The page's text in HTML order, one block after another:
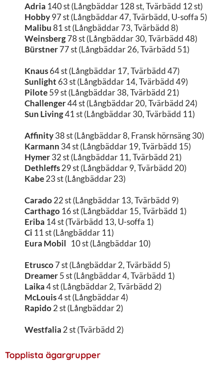
Adria 140 st (Långbäddar 128 st, Tvärbädd 12 st)
Hobby97 st (Långbäddar 47, Tvärbädd, U-soffa 5)
Malibu81 st (Långbäddar 73, Tvärbädd 8)
Weinsberg78 st (Långbäddar 30, Tvärbädd 48)
Bürstner77 st (Långbäddar 26, Tvärbädd 51)
Knaus64 st (Långbäddar 17, Tvärbädd 47)
Sunlight 63 st (Långbäddar 14, Tvärbädd 49)
Pilote59 st (Långbäddar 38, Tvärbädd 21)
Challenger44 st (Långbäddar 20, Tvärbädd 24)
Sun Living41 st (Långbäddar 30, Tvärbädd 11)
Affinity38 st (Långbäddar 8, Fransk hörnsäng 30)
Karmann 34 st (Långbäddar 19, Tvärbädd 15)
Hymer32 st (Långbäddar 11, Tvärbädd 21)
Dethleffs29 st (Långbäddar 9, Tvärbädd 20)
Kabe23 st (Långbäddar 23)
Carado22 st (Långbäddar 13, Tvärbädd 9)
Carthago 16 st (Långbäddar 15, Tvärbädd 1)
Eriba 14 st (Tvärbädd 13, U-soffa 1)
Ci 11 st (Långbäddar 11)
Eura Mobil 10 st (Långbäddar 10)
Etrusco7 st (Långbäddar 2, Tvärbädd 5)
Dreamer5 st (Långbäddar 4, Tvärbädd 1)
Laika4 st (Långbäddar 2, Tvärbädd 2)
McLouis4 st (Långbäddar 4)
Rapido2 st (Långbäddar 2)
Westfalia 2 st (Tvärbädd 2)
Topplista ägargrupper